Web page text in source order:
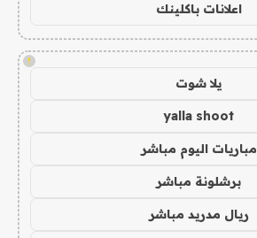
اعلانات باكلينك
!
يلا شوت
yalla shoot
مباريات اليوم مباشر
برشلونة مباشر
ريال مدريد مباشر